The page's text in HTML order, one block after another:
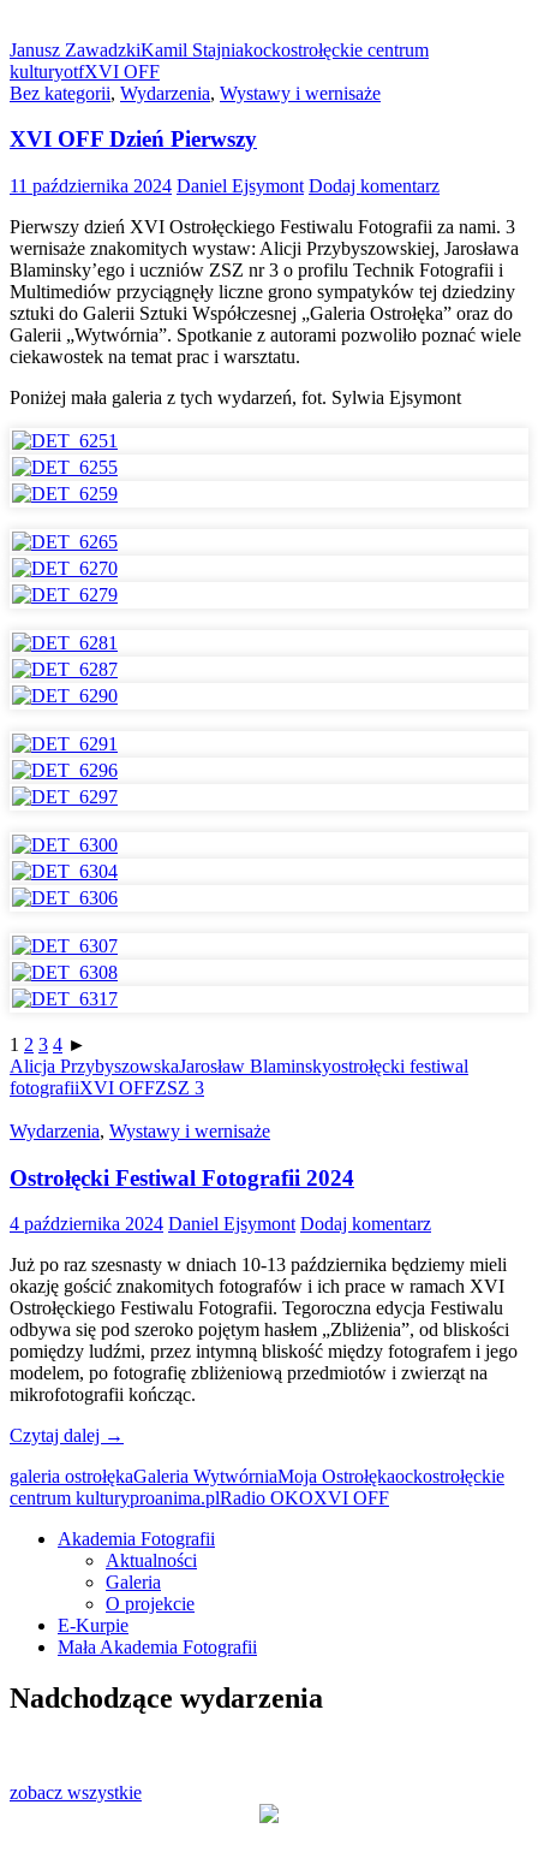
Janusz ZawadzkiKamil Stajniakockostrołęckie centrum
kulturyotfXVI OFF
Bez kategorii, Wydarzenia, Wystawy i wernisaże
XVI OFF Dzień Pierwszy
11 października 2024 Daniel Ejsymont Dodaj komentarz
Pierwszy dzień XVI Ostrołęckiego Festiwalu Fotografii za nami. 3
wernisaże znakomitych wystaw: Alicji Przybyszowskiej, Jarosława
Blaminsky’ego i uczniów ZSZ nr 3 o profilu Technik Fotografii i
Multimediów przyciągnęły liczne grono sympatyków tej dziedziny
sztuki do Galerii Sztuki Współczesnej „Galeria Ostrołęka” oraz do
Galerii „Wytwórnia”. Spotkanie z autorami pozwoliło poznać wiele
ciekawostek na temat prac i warsztatu.
Poniżej mała galeria z tych wydarzeń, fot. Sylwia Ejsymont
1 2 3 4 ►
Alicja PrzybyszowskaJarosław Blaminskyostrołęcki festiwal
fotografiiXVI OFFZSZ 3
Wydarzenia, Wystawy i wernisaże
Ostrołęcki Festiwal Fotografii 2024
4 października 2024 Daniel Ejsymont Dodaj komentarz
Już po raz szesnasty w dniach 10-13 października będziemy mieli
okazję gościć znakomitych fotografów i ich prace w ramach XVI
Ostrołęckiego Festiwalu Fotografii. Tegoroczna edycja Festiwalu
odbywa się pod szeroko pojętym hasłem „Zbliżenia”, od bliskości
pomiędzy ludźmi, przez intymną bliskość między fotografem i jego
modelem, po fotografię zbliżeniową przedmiotów i zwierząt na
mikrofotografii kończąc.
Czytaj dalej →
galeria ostrołękaGaleria WytwórniaMoja Ostrołękaockostrołęckie
centrum kulturyproanima.plRadio OKOXVI OFF
Oficjalna strona internetowa
Ostrołęckiego Towarzystwa
Fotograficznego
Akademia Fotografii
Aktualności
Galeria
O projekcie
E-Kurpie
Mała Akademia Fotografii
Nadchodzące wydarzenia
zobacz wszystkie